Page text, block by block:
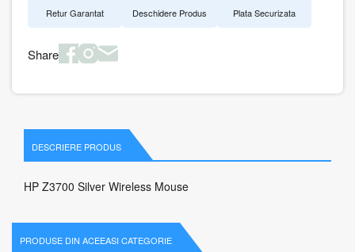
Retur Garantat Deschidere Produs Plata Securizata
Share
DESCRIERE PRODUS
HP Z3700 Silver Wireless Mouse
PRODUSE DIN ACEEASI CATEGORIE